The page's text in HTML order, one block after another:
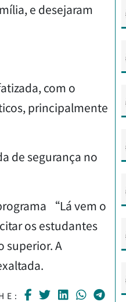
e desejaram
com o
principalmente
de segurança no
“Lá vem o
os estudantes
superior. A